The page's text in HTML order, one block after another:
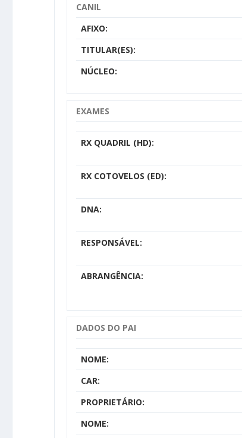
CANIL
AFIXO:
TITULAR(ES):
NÚCLEO:
EXAMES
RX QUADRIL (HD):
RX COTOVELOS (ED):
DNA:
RESPONSÁVEL:
ABRANGÊNCIA:
DADOS DO PAI
NOME:
CAR:
PROPRIETÁRIO:
NOME: